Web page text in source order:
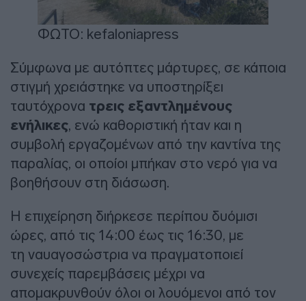
ΦΩΤΟ: kefaloniapress
Σύμφωνα με αυτόπτες μάρτυρες, σε κάποια
στιγμή χρειάστηκε να υποστηρίξει
ταυτόχρονα τρεις εξαντλημένους
ενήλικες , ενώ καθοριστική ήταν και η
συμβολή εργαζομένων από την καντίνα της
παραλίας, οι οποίοι μπήκαν στο νερό για να
βοηθήσουν στη διάσωση.
Η επιχείρηση διήρκεσε περίπου δυόμισι
ώρες, από τις 14:00 έως τις 16:30, με
τη ναυαγοσώστρια να πραγματοποιεί
συνεχείς παρεμβάσεις μέχρι να
απομακρυνθούν όλοι οι λουόμενοι από τον